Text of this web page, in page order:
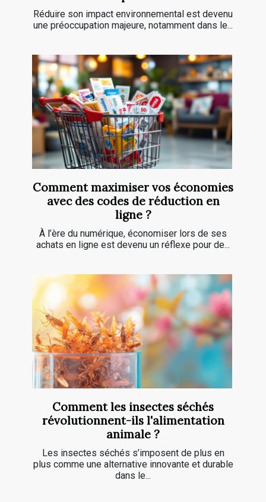
Réduire son impact environnemental est devenu
une préoccupation majeure, notamment dans le...
Comment maximiser vos économies
avec des codes de réduction en
ligne ?
À l’ère du numérique, économiser lors de ses
achats en ligne est devenu un réflexe pour de...
Comment les insectes séchés
révolutionnent-ils l'alimentation
animale ?
Les insectes séchés s’imposent de plus en
plus comme une alternative innovante et durable
dans le...